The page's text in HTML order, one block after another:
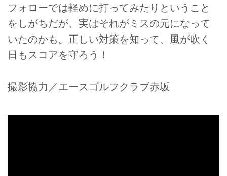
フォローでは軽めに打ってみたりということ
をしがちだが、実はそれがミスの元になって
いたのかも。正しい対策を知って、風が吹く
日もスコアを守ろう！
撮影協力／エースゴルフクラブ赤坂